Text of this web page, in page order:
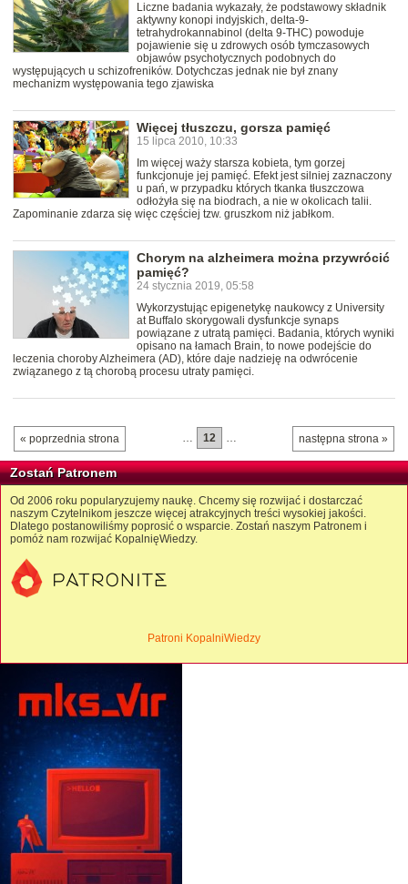
Liczne badania wykazały, że podstawowy składnik
aktywny konopi indyjskich, delta-9-
tetrahydrokannabinol (delta 9-THC) powoduje
pojawienie się u zdrowych osób tymczasowych
objawów psychotycznych podobnych do
występujących u schizofreników. Dotychczas jednak nie był znany
mechanizm występowania tego zjawiska
Więcej tłuszczu, gorsza pamięć
15 lipca 2010, 10:33
Im więcej waży starsza kobieta, tym gorzej
funkcjonuje jej pamięć. Efekt jest silniej zaznaczony
u pań, w przypadku których tkanka tłuszczowa
odłożyła się na biodrach, a nie w okolicach talii.
Zapominanie zdarza się więc częściej tzw. gruszkom niż jabłkom.
Chorym na alzheimera można przywrócić
pamięć?
24 stycznia 2019, 05:58
Wykorzystując epigenetykę naukowcy z University
at Buffalo skorygowali dysfunkcje synaps
powiązane z utratą pamięci. Badania, których wyniki
opisano na łamach Brain, to nowe podejście do
leczenia choroby Alzheimera (AD), które daje nadzieję na odwrócenie
związanego z tą chorobą procesu utraty pamięci.
« poprzednia strona następna strona »
… 12 …
Zostań Patronem
Od 2006 roku popularyzujemy naukę. Chcemy się rozwijać i dostarczać
naszym Czytelnikom jeszcze więcej atrakcyjnych treści wysokiej jakości.
Dlatego postanowiliśmy poprosić o wsparcie. Zostań naszym Patronem i
pomóż nam rozwijać KopalnięWiedzy.
Patroni KopalniWiedzy